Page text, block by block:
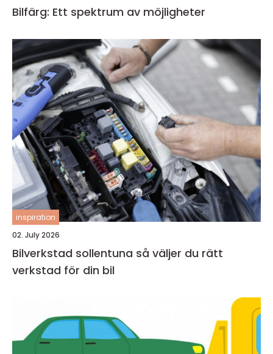
Bilfärg: Ett spektrum av möjligheter
inspiration
02. July 2026
Bilverkstad sollentuna så väljer du rätt
verkstad för din bil